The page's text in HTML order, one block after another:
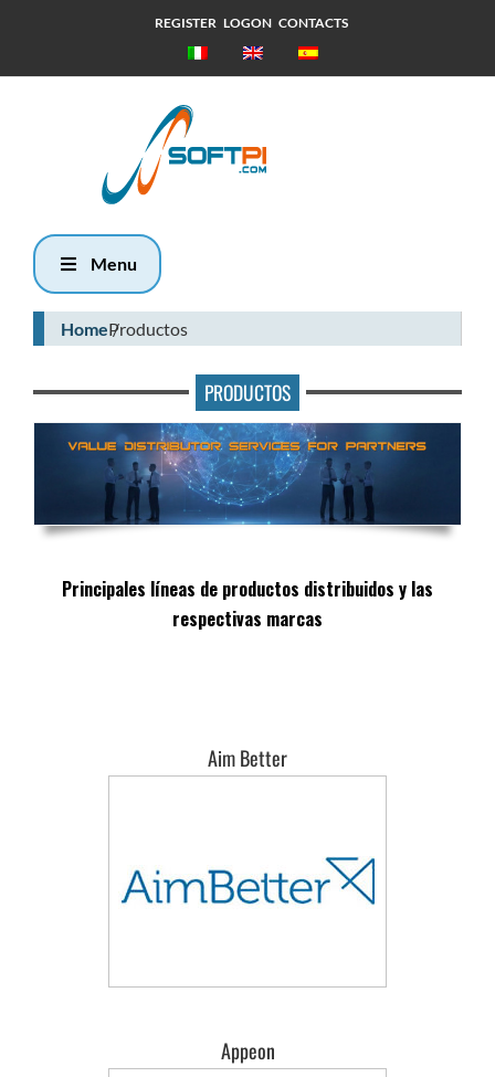
REGISTER LOGON CONTACTS
Menu
HomeProductos
PRODUCTOS
Principales líneas de productos distribuidos y las
respectivas marcas
Aim Better
Appeon